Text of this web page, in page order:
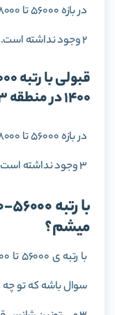
2 وجود نداشته است.
1400 در منطقه 3:
3 وجود نداشته است.
میشم؟